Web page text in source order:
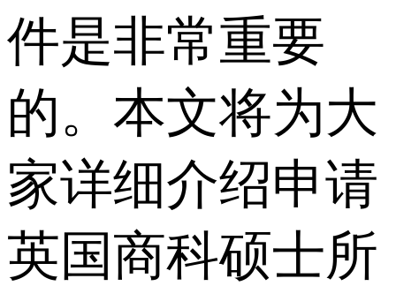
件是非常重要
的。本文将为大
家详细介绍申请
英国商科硕士所